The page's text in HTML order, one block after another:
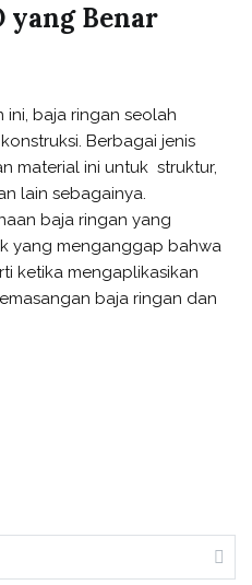
yang Benar
baja ringan seolah
Berbagai jenis
material ini untuk struktur,
lain sebagainya.
baja ringan yang
yang menganggap bahwa
ketika mengaplikasikan
baja ringan dan